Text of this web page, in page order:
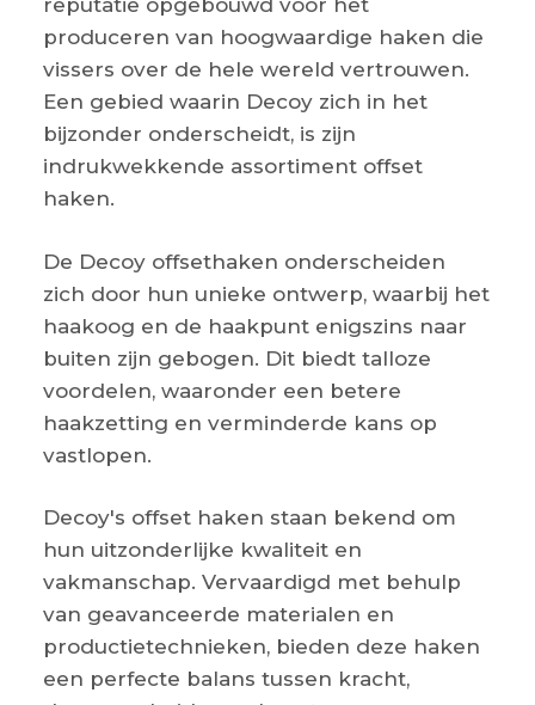
reputatie opgebouwd voor het
produceren van hoogwaardige haken die
vissers over de hele wereld vertrouwen.
Een gebied waarin Decoy zich in het
bijzonder onderscheidt, is zijn
indrukwekkende assortiment offset
haken.
De Decoy offsethaken onderscheiden
zich door hun unieke ontwerp, waarbij het
haakoog en de haakpunt enigszins naar
buiten zijn gebogen. Dit biedt talloze
voordelen, waaronder een betere
haakzetting en verminderde kans op
vastlopen.
Decoy's offset haken staan bekend om
hun uitzonderlijke kwaliteit en
vakmanschap. Vervaardigd met behulp
van geavanceerde materialen en
productietechnieken, bieden deze haken
een perfecte balans tussen kracht,